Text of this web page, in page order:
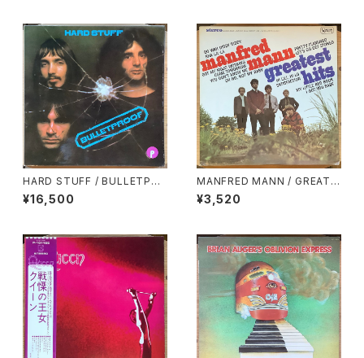
HARD STUFF / BULLETPRO
OF
¥16,500
MANFRED MANN / GREATE
ST HITS
¥3,520